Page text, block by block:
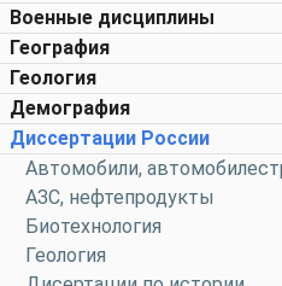
Военные дисциплины
География
Геология
Демография
Диссертации России
Автомобили,
АЗС, нефтепродукты
Биотехнология
Геология